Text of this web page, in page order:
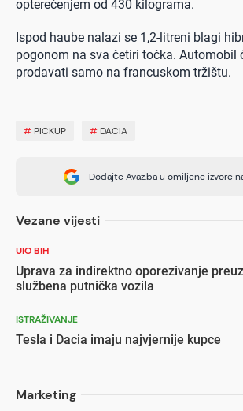
opterećenjem od 430 kilograma.
Ispod haube nalazi se 1,2-litreni blagi
pogonom na sva četiri točka. Automobil
prodavati samo na francuskom tržištu.
# PICKUP # DACIA
Dodajte Avaz.ba u omiljene izvore
Vezane vijesti
UIO BIH
Uprava za indirektno oporezivanje
službena putnička vozila
ISTRAŽIVANJE
Tesla i Dacia imaju najvjernije kupce
Marketing